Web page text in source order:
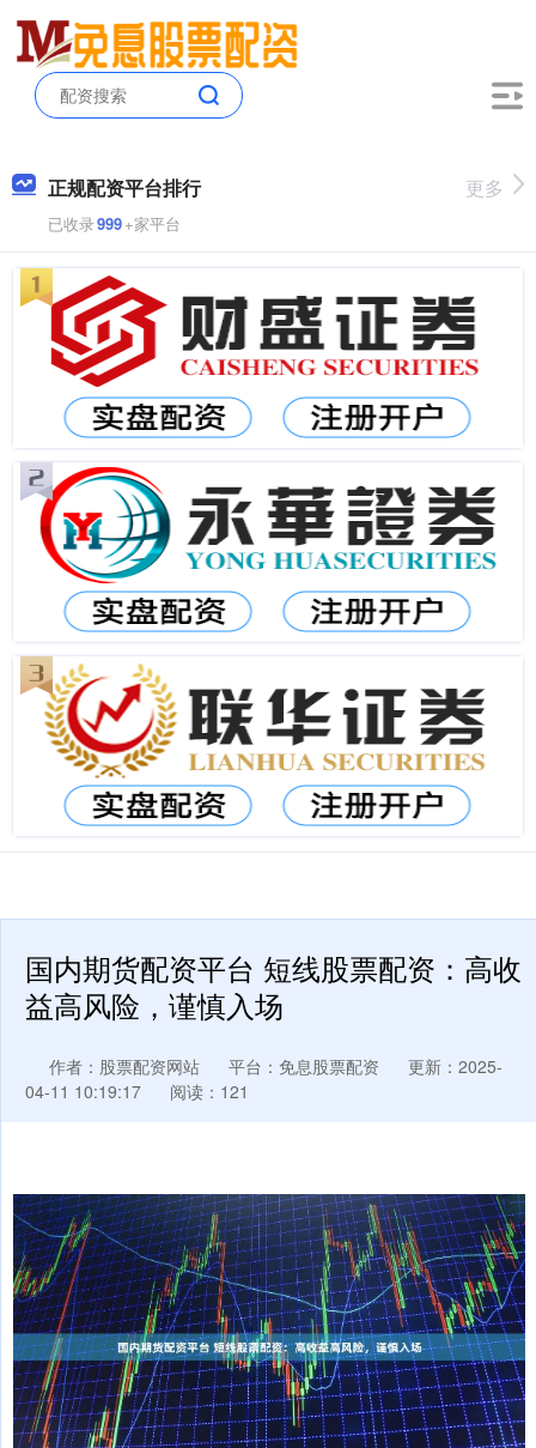
正规配资平台排行
已收录999+家平台
更多
国内期货配资平台 短线股票配资：高收
益高风险，谨慎入场
作者：股票配资网站 平台：免息股票配资
更新：2025-
04-11 10:19:17
阅读：121